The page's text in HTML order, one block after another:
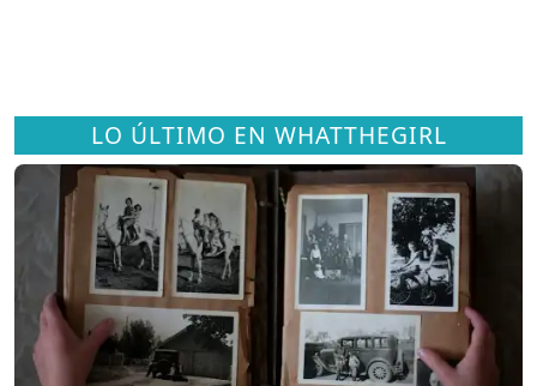
LO ÚLTIMO EN WHATTHEGIRL